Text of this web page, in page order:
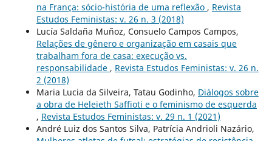
na França: sócio-história de uma reflexão , Revista
Estudos Feministas: v. 26 n. 3 (2018)
Lucía Saldaña Muñoz, Consuelo Campos Campos,
Relações de gênero e organização em casais que
trabalham fora de casa: execução vs.
responsabilidade , Revista Estudos Feministas: v. 26 n.
2 (2018)
Maria Lucia da Silveira, Tatau Godinho, Diálogos sobre
a obra de Heleieth Saffioti e o feminismo de esquerda
, Revista Estudos Feministas: v. 29 n. 1 (2021)
André Luiz dos Santos Silva, Patrícia Andrioli Nazário,